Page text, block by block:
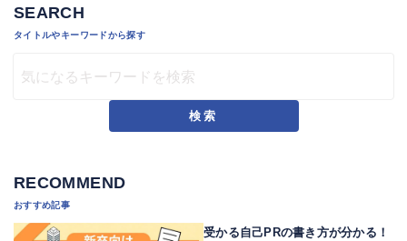
SEARCH
タイトルやキーワードから探す
検索
RECOMMEND
おすすめ記事
受かる自己PRの書き方が分かる！